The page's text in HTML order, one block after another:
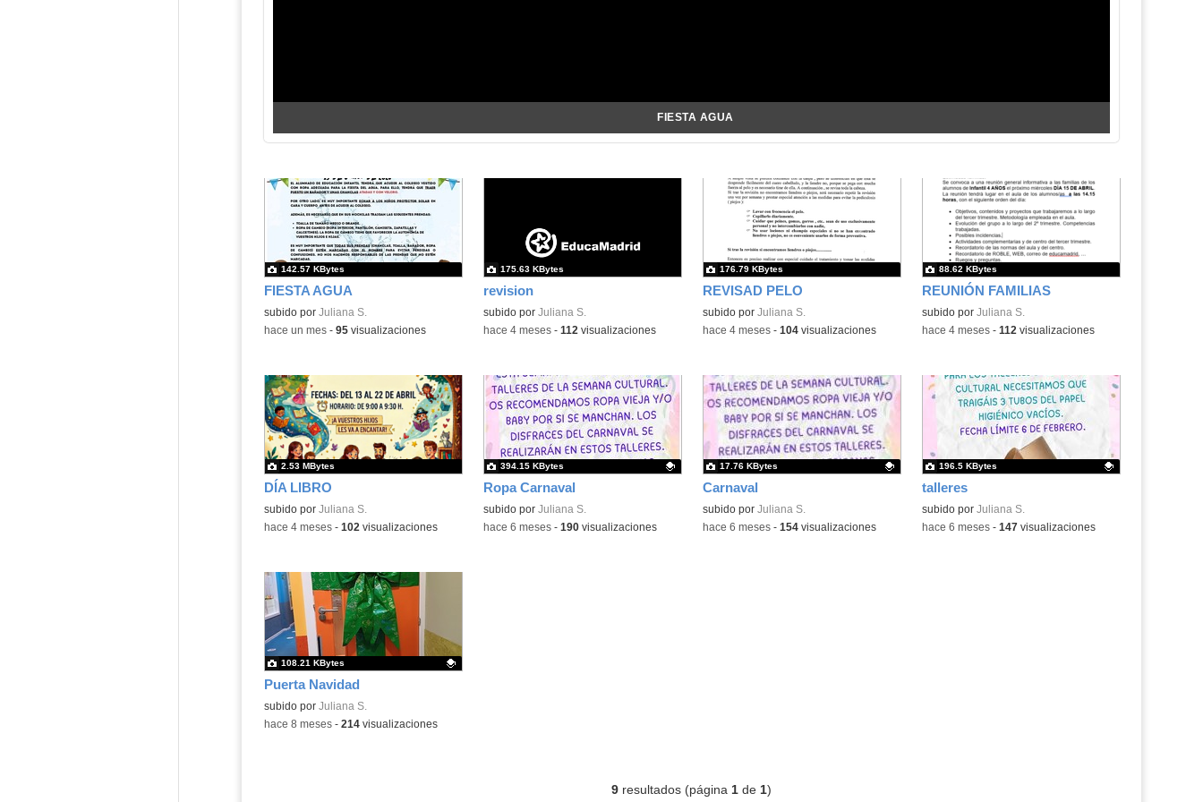
FIESTA AGUA
FIESTA AGUA
subido por Juliana S.
142.57 KBytes
-hace un mes- 95visualizaciones
revision
subido por Juliana S.
175.63 KBytes
-hace 4 meses- 112 visualizaciones
REVISAD PELO
subido por Juliana S.
176.79 KBytes
-hace 4 meses- 104visualizaciones
REUNIÓN FAMILIAS
subido por Juliana S.
88.62 KBytes
-hace 4 meses- 112 visualizaciones
DÍA LIBRO
subido por Juliana S.
2.53 MBytes
-hace 4 meses- 102 visualizaciones
Ropa Carnaval
Contenido educativo.
subido por Juliana S.
394.15 KBytes
-hace 6 meses- 190visualizaciones
Carnaval
Contenido educativo.
subido por Juliana S.
17.76 KBytes
-hace 6 meses- 154visualizaciones
talleres
Contenido educativo.
subido por Juliana S.
196.5 KBytes
-hace 6 meses- 147visualizaciones
Puerta Navidad
Contenido educativo.
subido por Juliana S.
108.21 KBytes
-hace 8 meses- 214visualizaciones
9resultados (página 1de 1)